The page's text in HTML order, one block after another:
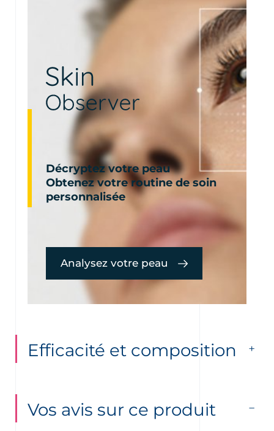
Décryptez votre peau
Obtenez votre routine de soin
personnalisée
Analysez votre peau
Efficacité et composition
Vos avis sur ce produit